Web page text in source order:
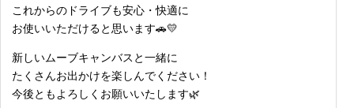
これからのドライブも安心・快適に
お使いいただけると思います🚗💛
新しいムーブキャンバスと一緒に
たくさんお出かけを楽しんでください！
今後ともよろしくお願いいたします🌿